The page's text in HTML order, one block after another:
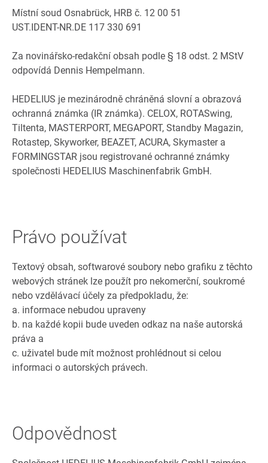
Místní soud Osnabrück, HRB č. 12 00 51
UST.IDENT-NR.DE 117 330 691
Za novinářsko-redakční obsah podle § 18 odst. 2 MStV
odpovídá Dennis Hempelmann.
HEDELIUS je mezinárodně chráněná slovní a obrazová
ochranná známka (IR známka). CELOX, ROTASwing,
Tiltenta, MASTERPORT, MEGAPORT, Standby Magazin,
Rotastep, Skyworker, BEAZET, ACURA, Skymaster a
FORMINGSTAR jsou registrované ochranné známky
společnosti HEDELIUS Maschinenfabrik GmbH.
Právo používat
Textový obsah, softwarové soubory nebo grafiku z těchto
webových stránek lze použít pro nekomerční, soukromé
nebo vzdělávací účely za předpokladu, že:
a. informace nebudou upraveny
b. na každé kopii bude uveden odkaz na naše autorská
práva a
c. uživatel bude mít možnost prohlédnout si celou
informaci o autorských právech.
Odpovědnost